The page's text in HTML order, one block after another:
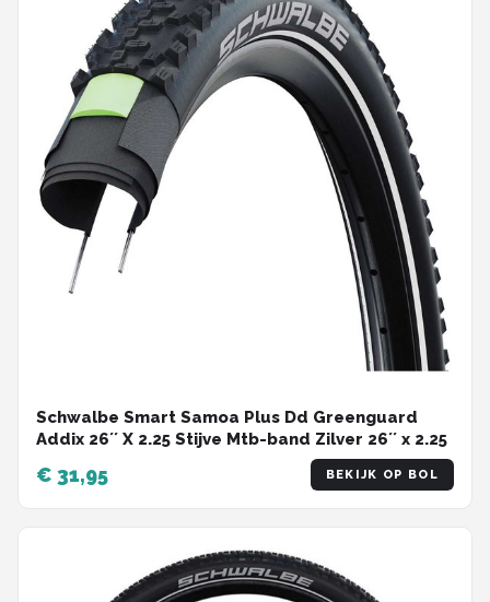
Schwalbe Smart Samoa Plus Dd Greenguard
Addix 26´´ X 2.25 Stijve Mtb-band Zilver 26´´ x 2.25
€ 31,95 BEKIJK OP BOL